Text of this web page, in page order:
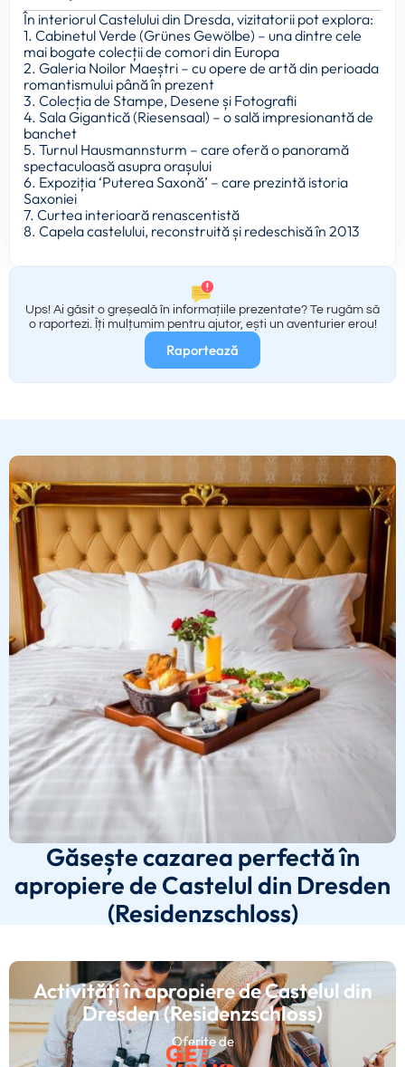
În interiorul Castelului din Dresda, vizitatorii pot explora:
1. Cabinetul Verde (Grünes Gewölbe) – una dintre cele
mai bogate colecții de comori din Europa
2. Galeria Noilor Maeștri – cu opere de artă din perioada
romantismului până în prezent
3. Colecția de Stampe, Desene și Fotografii
4. Sala Gigantică (Riesensaal) – o sală impresionantă de
banchet
5. Turnul Hausmannsturm – care oferă o panoramă
spectaculoasă asupra orașului
6. Expoziția ‘Puterea Saxonă’ – care prezintă istoria
Saxoniei
7. Curtea interioară renascentistă
8. Capela castelului, reconstruită și redeschisă în 2013
Ups! Ai găsit o greșeală în informațiile prezentate? Te rugăm să
o raportezi. Îți mulțumim pentru ajutor, ești un aventurier erou!
Raportează
Găsește cazarea perfectă în
apropiere de Castelul din Dresden
(Residenzschloss)
Activități în apropiere de Castelul din
Dresden (Residenzschloss)
Oferite de